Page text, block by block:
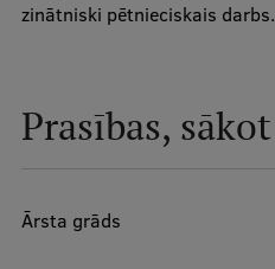
Identitāte
Aula
zinātniski pētnieciskais darbs.
Prasības,
Ārsta grāds